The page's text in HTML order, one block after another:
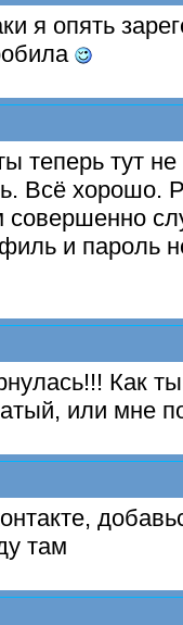
я опять
теперь тут
Всё хорошо.
и пароль
Как
или мне
там